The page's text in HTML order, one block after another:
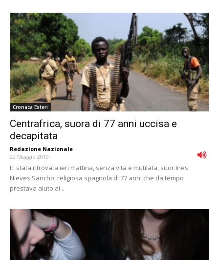
Cronaca Esteri
Centrafrica, suora di 77 anni uccisa e
decapitata
Redazione Nazionale -
22 Maggio 2019
E' stata ritrovata ieri mattina, senza vita e mutilata, suor Ines
Nieves Sancho, religiosa spagnola di 77 anni che da tempo
prestava aiuto ai...